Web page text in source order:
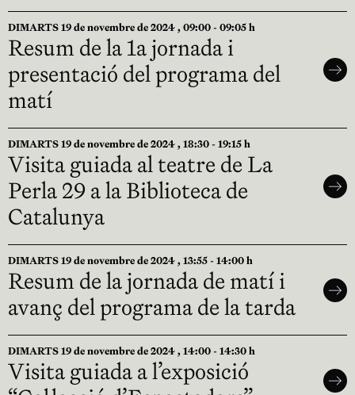
DIMARTS 19 de novembre de 2024 , 09:00 - 09:05 h
Resum de la 1a jornada i
presentació del programa del
matí
DIMARTS 19 de novembre de 2024 , 18:30 - 19:15 h
Visita guiada al teatre de La
Perla 29 a la Biblioteca de
Catalunya
DIMARTS 19 de novembre de 2024 , 13:55 - 14:00 h
Resum de la jornada de matí i
avanç del programa de la tarda
DIMARTS 19 de novembre de 2024 , 14:00 - 14:30 h
Visita guiada a l’exposició